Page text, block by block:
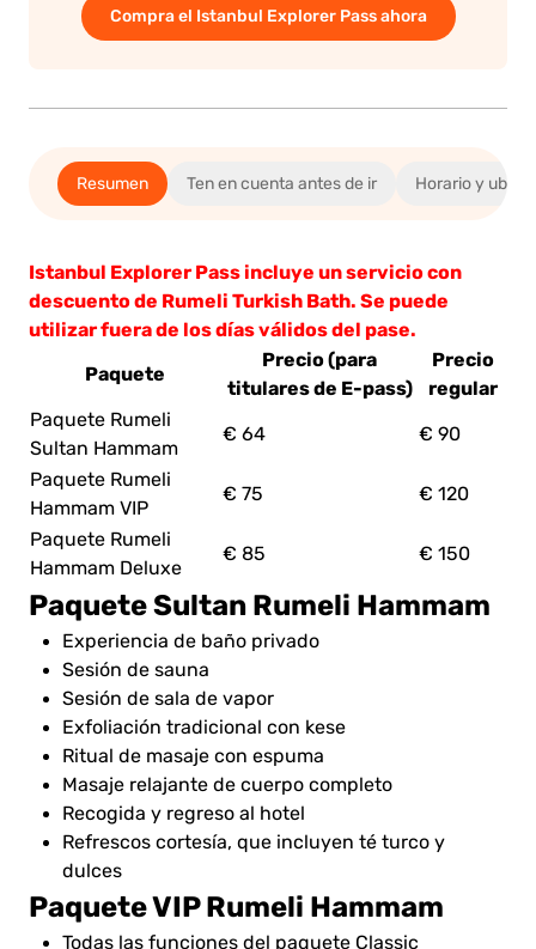
Compra el Istanbul Explorer Pass ahora
Resumen Ten en cuenta antes de ir Horario y
Istanbul Explorer Pass incluye un servicio con
descuento de Rumeli Turkish Bath. Se puede
utilizar fuera de los días válidos del pase.
Paquete
Precio (para
titulares de E-pass)
Precio
regular
Paquete Rumeli
Sultan Hammam
€ 64 € 90
Paquete Rumeli
Hammam VIP
€ 75 € 120
Paquete Rumeli
Hammam Deluxe
€ 85 € 150
Paquete Sultan Rumeli Hammam
Experiencia de baño privado
Sesión de sauna
Sesión de sala de vapor
Exfoliación tradicional con kese
Ritual de masaje con espuma
Masaje relajante de cuerpo completo
Recogida y regreso al hotel
Refrescos cortesía, que incluyen té turco y
dulces
Paquete VIP Rumeli Hammam
Todas las funciones del paquete Classic